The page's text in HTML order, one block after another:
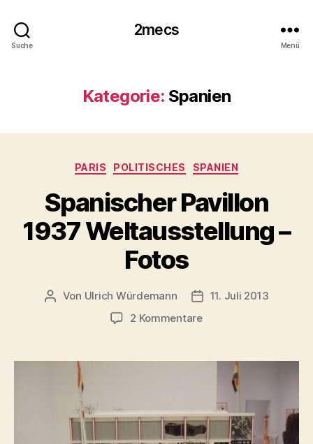
Suche
2mecs
Menü
Kategorie: Spanien
Kategorien
PARIS POLITISCHES SPANIEN
Spanischer Pavillon
1937 Weltausstellung –
Fotos
Beitragsautor
Von Ulrich Würdemann Beitragsdatum
11. Juli 2013
2 Kommentarezu
1937
Weltausstellung
Fotos